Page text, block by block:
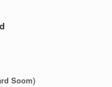
Soom)